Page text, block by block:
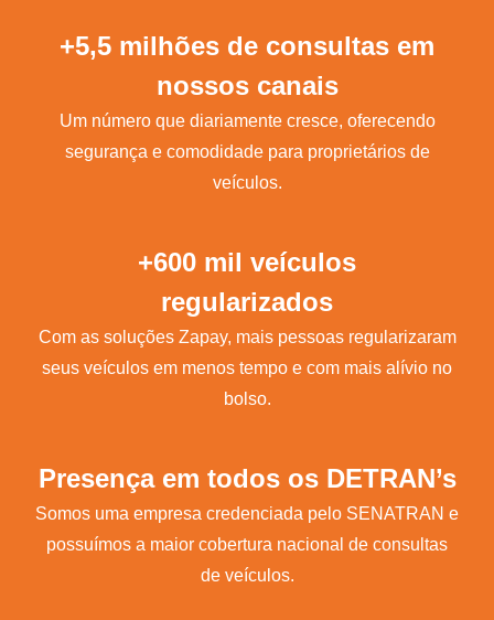
+5,5 milhões de consultas em
nossos canais
Um número que diariamente cresce, oferecendo
segurança e comodidade para proprietários de
veículos.
+600 mil veículos
regularizados
Com as soluções Zapay, mais pessoas regularizaram
seus veículos em menos tempo e com mais alívio no
bolso.
Presença em todos os DETRAN’s
Somos uma empresa credenciada pelo SENATRAN e
possuímos a maior cobertura nacional de consultas
de veículos.